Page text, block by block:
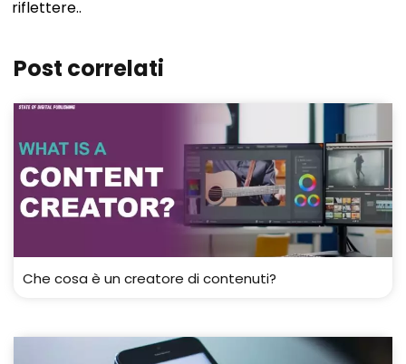
riflettere..
Post correlati
Che cosa è un creatore di contenuti?